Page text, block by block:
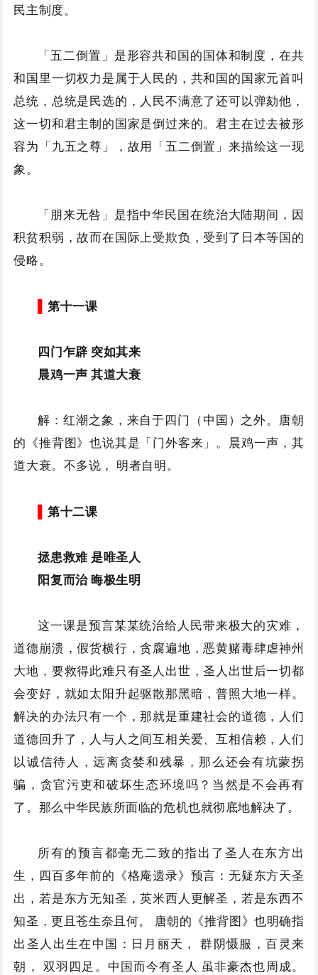
民主制度。
「五二倒置」是形容共和国的国体和制度，在共
和国里一切权力是属于人民的，共和国的国家元首叫
总统，总统是民选的，人民不满意了还可以弹劾他，
这一切和君主制的国家是倒过来的。君主在过去被形
容为「九五之尊」，故用「五二倒置」来描绘这一现
象。
「朋来无咎」是指中华民国在统治大陆期间，因
积贫积弱，故而在国际上受欺负，受到了日本等国的
侵略。
▌第十一课
四门乍辟 突如其来
晨鸡一声 其道大衰
解：红潮之象，来自于四门（中国）之外。唐朝
的《推背图》也说其是「门外客来」。晨鸡一声，其
道大衰。不多说， 明者自明。
▌第十二课
拯患救难 是唯圣人
阳复而治 晦极生明
这一课是预言某某统治给人民带来极大的灾难，
道德崩溃，假货横行，贪腐遍地，恶黄赌毒肆虐神州
大地，要救得此难只有圣人出世，圣人出世后一切都
会变好，就如太阳升起驱散那黑暗，普照大地一样。
解决的办法只有一个，那就是重建社会的道德，人们
道德回升了，人与人之间互相关爱、互相信赖，人们
以诚信待人，远离贪婪和残暴，那么还会有坑蒙拐
骗，贪官污吏和破坏生态环境吗？当然是不会再有
了。那么中华民族所面临的危机也就彻底地解决了。
所有的预言都毫无二致的指出了圣人在东方出
生，四百多年前的《格庵遗录》预言：无疑东方天圣
出，若是东方无知圣，英米西人更解圣，若是东西不
知圣，更且苍生奈且何。 唐朝的《推背图》也明确指
出圣人出生在中国：日月丽天， 群阴慑服，百灵来
朝， 双羽四足。中国而今有圣人 虽非豪杰也周成。